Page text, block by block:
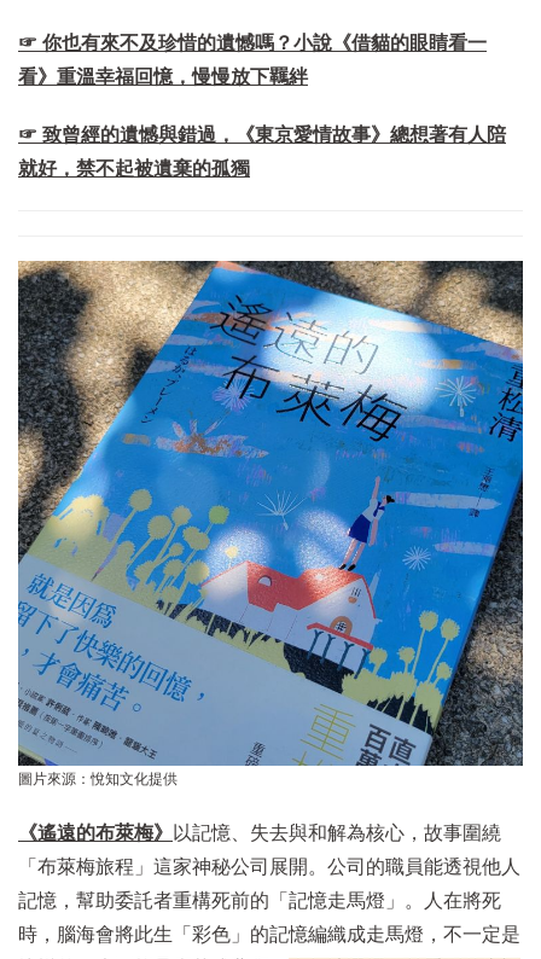
☞ 你也有來不及珍惜的遺憾嗎？小說《借貓的眼睛看一
看》重溫幸福回憶，慢慢放下羈絆
☞ 致曾經的遺憾與錯過，《東京愛情故事》總想著有人陪
就好，禁不起被遺棄的孤獨
圖片來源：悅知文化提供
《遙遠的布萊梅》
以記憶、失去與和解為核心，故事圍繞
「布萊梅旅程」這家神秘公司展開。公司的職員能透視他人
記憶，幫助委託者重構死前的「記憶走馬燈」。人在將死
時，腦海會將此生「彩色」的記憶編織成走馬燈，不一定是